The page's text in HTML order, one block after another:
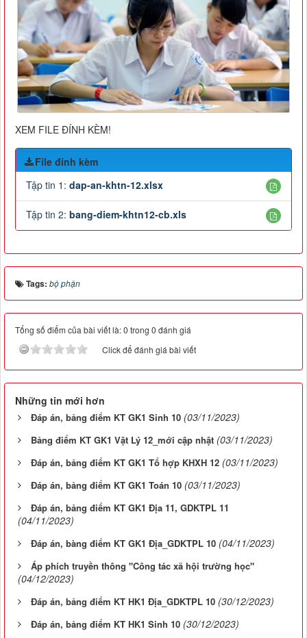
XEM FILE ĐÍNH KÈM!
File đính kèm
Tập tin 1: dap-an-khtn-12.xlsx
Tập tin 2: bang-diem-khtn12-cb.xls
Tags: bộ phận
Tổng số điểm của bài viết là: 0 trong 0 đánh giá
Click để đánh giá bài viết
Những tin mới hơn
Đáp án, bảng điểm KT GK1 Sinh 10 (03/11/2023)
Bảng điểm KT GK1 Vật Lý 12_mới cập nhật (03/11/2023)
Đáp án, bảng điểm KT GK1 Tổ hợp KHXH 12 (03/11/2023)
Đáp án, bảng điểm KT GK1 Toán 10 (03/11/2023)
Đáp án, bảng điểm KT GK1 Địa 11, GDKTPL 11
(04/11/2023)
Đáp án, bàng điểm KT GK1 Địa_GDKTPL 10 (04/11/2023)
Áp phích truyền thông "Công tác xã hội trường học"
(04/12/2023)
Đáp án, bảng điểm KT HK1 Địa_GDKTPL 10 (30/12/2023)
Đáp án, bảng điểm KT HK1 Sinh 10 (30/12/2023)